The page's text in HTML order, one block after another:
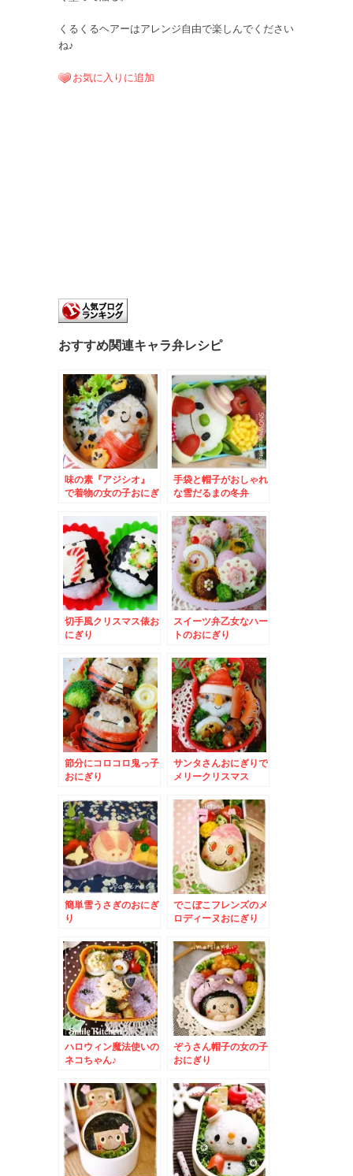
くるくるヘアーはアレンジ自由で楽しんでください
ね♪
お気に入りに追加
おすすめ関連キャラ弁レシピ
味の素『アジシオ』
で着物の女の子おにぎ
式・七五三など和服弁
当に☆
手袋と帽子がおしゃれ
な雪だるまの冬弁
切手風クリスマス俵お
にぎり
スイーツ弁乙女なハー
トのおにぎり
節分にコロコロ鬼っ子
おにぎり
サンタさんおにぎりで
メリークリスマス
簡単雪うさぎのおにぎ
り
でこぼこフレンズのメ
ロディーヌおにぎり
ハロウィン魔法使いの
ネコちゃん♪
ぞうさん帽子の女の子
おにぎり